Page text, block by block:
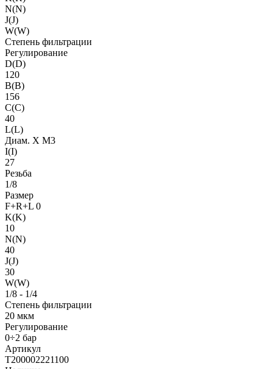
N(N)
J(J)
W(W)
Степень фильтрации
Регулирование
D(D)
120
B(B)
156
C(C)
40
L(L)
Диам. X M3
I(I)
27
Резьба
1/8
Размер
F+R+L 0
K(K)
10
N(N)
40
J(J)
30
W(W)
1/8 - 1/4
Степень фильтрации
20 мкм
Регулирование
0÷2 бар
Артикул
T200002221100